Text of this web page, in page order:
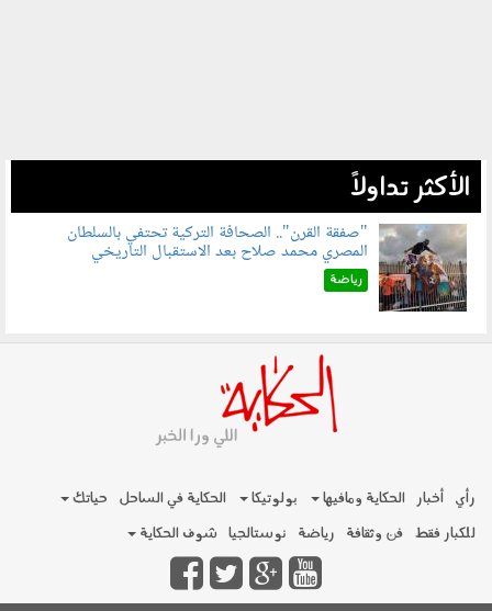
الأكثر تداولاً
070801.jpg
"صفقة القرن".. الصحافة التركية تحتفي بالسلطان
المصري محمد صلاح بعد الاستقبال التاريخي
رياضة
رأي أخبار الحكاية ومافيها بولوتيكا الحكاية في الساحل
حياتك
للكبار فقط فن وثقافة رياضة نوستالجيا شوف الحكاية